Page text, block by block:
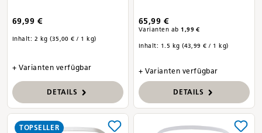
69,99 €
Inhalt: 2 kg(35,00 € / 1 kg)
+ Varianten verfügbar
DETAILS
65,99 €
Varianten ab 1,99 €
Inhalt: 1.5 kg(43,99 € / 1 kg)
+ Varianten verfügbar
DETAILS
TOPSELLER